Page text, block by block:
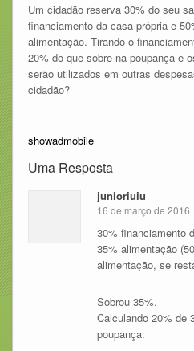
Um cidadão reserva 30% do seu
financiamento da casa própria e
alimentação. Tirando o
20% do que sobre na poupança e
serão utilizados em outras
cidadão?
showadmobile
Uma Resposta
junioriuiu
16 de março de 2016
30% financiamento
35% alimentação
alimentação, se
Sobrou 35%.
Calculando 20% de
poupança.